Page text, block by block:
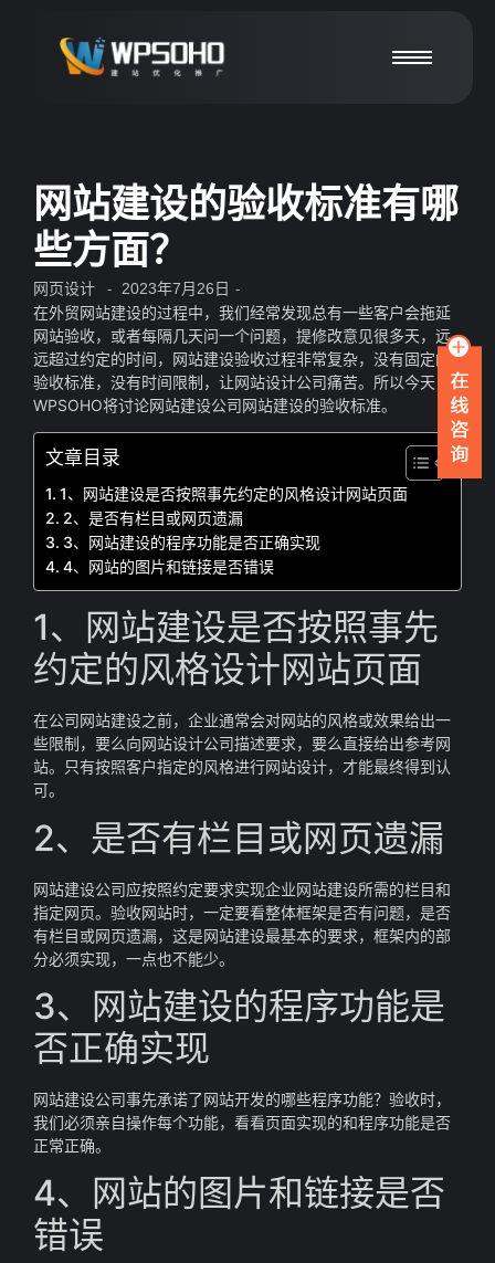
网站建设的验收标准有哪
些方面？
网页设计 - 2023年7月26日 -
在外贸网站建设的过程中，我们经常发现总有一些客户会拖延
网站验收，或者每隔几天问一个问题，提修改意见很多天，远
远超过约定的时间，网站建设验收过程非常复杂，没有固定的
验收标准，没有时间限制，让网站设计公司痛苦。所以今天
WPSOHO将讨论网站建设公司网站建设的验收标准。
文章目录
1、网站建设是否按照事先约定的风格设计网站页面
2、是否有栏目或网页遗漏
3、网站建设的程序功能是否正确实现
4、网站的图片和链接是否错误
1、网站建设是否按照事先
约定的风格设计网站页面
在公司网站建设之前，企业通常会对网站的风格或效果给出一
些限制，要么向网站设计公司描述要求，要么直接给出参考网
站。只有按照客户指定的风格进行网站设计，才能最终得到认
可。
2、是否有栏目或网页遗漏
网站建设公司应按照约定要求实现企业网站建设所需的栏目和
指定网页。验收网站时，一定要看整体框架是否有问题，是否
有栏目或网页遗漏，这是网站建设最基本的要求，框架内的部
分必须实现，一点也不能少。
3、网站建设的程序功能是
否正确实现
网站建设公司事先承诺了网站开发的哪些程序功能？验收时，
我们必须亲自操作每个功能，看看页面实现的和程序功能是否
正常正确。
4、网站的图片和链接是否
错误